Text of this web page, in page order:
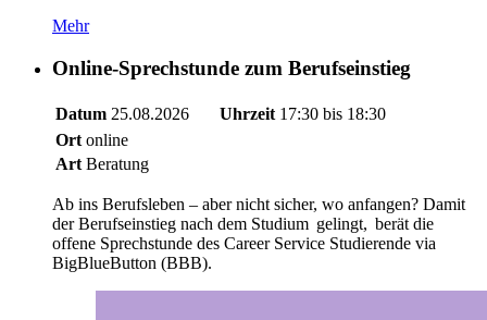
Mehr
Online-Sprechstunde zum Berufseinstieg
Datum 25.08.2026 Uhrzeit 17:30 bis 18:30
Ort online
Art Beratung
Ab ins Berufsleben – aber nicht sicher, wo anfangen? Damit
der Berufseinstieg nach dem Studium gelingt, berät die
offene Sprechstunde des Career Service Studierende via
BigBlueButton (BBB).